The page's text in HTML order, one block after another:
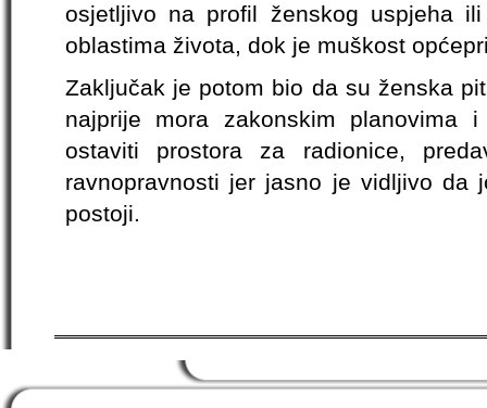
osjetljivo na profil ženskog uspjeha
oblastima života, dok je muškost
Zaključak je potom bio da su ženska
najprije mora zakonskim planovima
ostaviti prostora za radionice,
ravnopravnosti jer jasno je vidljivo da
postoji.